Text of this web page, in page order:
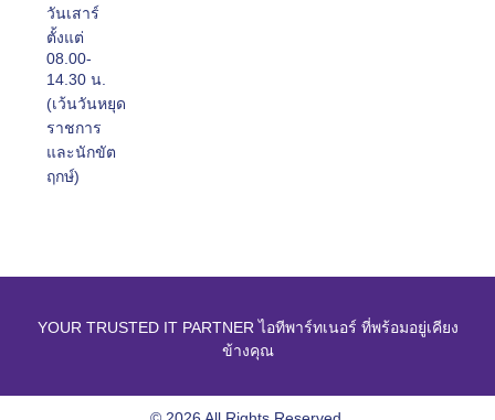
วันเสาร์
ตั้งแต่
08.00-
14.30 น.
(เว้นวันหยุด
ราชการ
และนักขัต
ฤกษ์)
YOUR TRUSTED IT PARTNER ไอทีพาร์ทเนอร์ ที่พร้อมอยู่เคียง
ข้างคุณ